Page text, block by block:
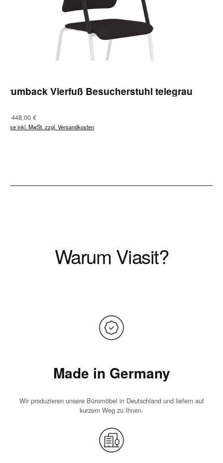
Drumback Vierfuß Besucherstuhl telegrau
Regulärer Preis:
448,00 €
Preise inkl. MwSt. zzgl. Versandkosten
Warum Viasit?
Made in Germany
Wir produzieren unsere Büromöbel in Deutschland und liefern auf
kurzem Weg zu Ihnen.